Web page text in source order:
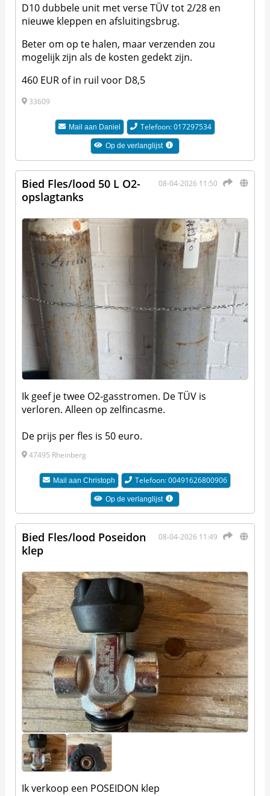
D10 dubbele unit met verse TÜV tot 2/28 en
nieuwe kleppen en afsluitingsbrug.
Beter om op te halen, maar verzenden zou
mogelijk zijn als de kosten gedekt zijn.
460 EUR of in ruil voor D8,5
33609
Mail aan Daniel Telefoon: 017297534
Op de verlanglijst
08-04-2026 11:50
Bied Fles/lood 50 L O2-
opslagtanks
Ik geef je twee O2-gasstromen. De TÜV is
verloren. Alleen op zelfincasme.
De prijs per fles is 50 euro.
47495 Rheinberg
Mail aan Christoph Telefoon: 00491626800906
Op de verlanglijst
08-04-2026 11:49
Bied Fles/lood Poseidon
klep
Ik verkoop een POSEIDON klep